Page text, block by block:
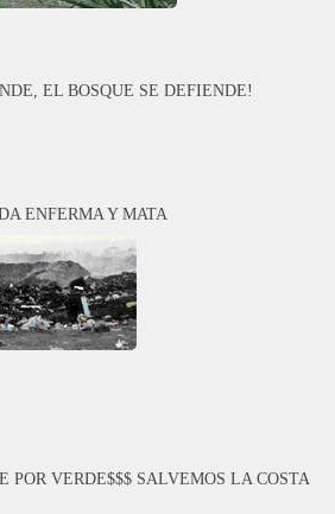
EL BOSQUE SE DEFIENDE!
ENFERMA Y MATA
POR VERDE$$$ SALVEMOS LA COSTA